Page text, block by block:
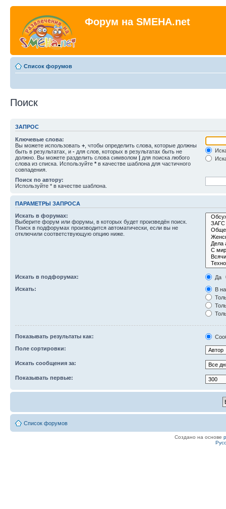
Форум на SMEHA.net
Список форумов
Поиск
ЗАПРОС
Ключевые слова:
Вы можете использовать + , чтобы определить слова, которые должны
быть в результатах, и - для слов, которых в результатах быть не
должно. Вы можете разделить слова символом | для поиска любого
слова из списка. Используйте * в качестве шаблона для частичного
совпадения.
Поиск по автору:
Используйте * в качестве шаблона.
ПАРАМЕТРЫ ЗАПРОСА
Искать в форумах:
Выберите форум или форумы, в которых будет произведён поиск.
Поиск в подфорумах производится автоматически, если вы не
отключили соответствующую опцию ниже.
Искать в подфорумах:
Да
Искать:
В
Показывать результаты как:
Поле сортировки:
Искать сообщения за:
Показывать первые:
Список форумов
Создано на основе